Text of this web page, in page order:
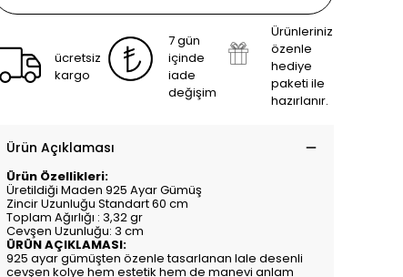
ücretsiz
kargo
7 gün
içinde
iade
değişim
Ürünleriniz
özenle
hediye
paketi ile
hazırlanır.
Ürün Açıklaması
Ürün Özellikleri:
Üretildiği Maden 925 Ayar Gümüş
Zincir Uzunluğu Standart 60 cm
Toplam Ağırlığı : 3,32 gr
Cevşen Uzunluğu: 3 cm
ÜRÜN AÇIKLAMASI:
925 ayar gümüşten özenle tasarlanan lale desenli
cevşen kolye hem estetik hem de manevi anlam